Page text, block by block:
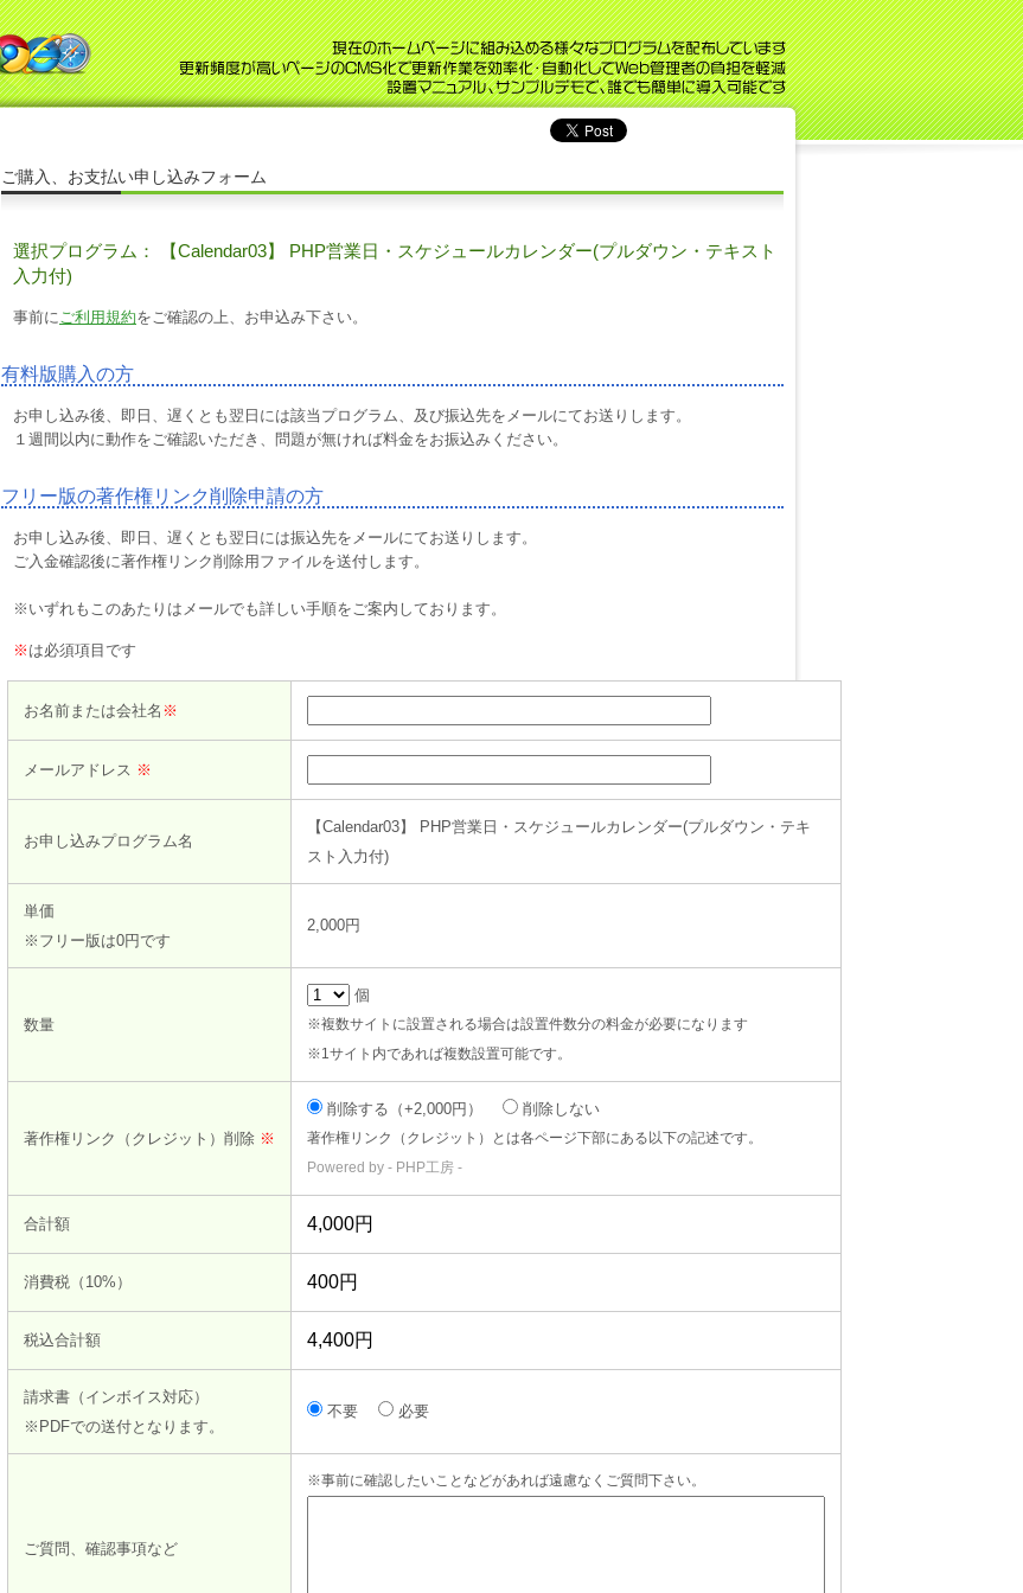
ご購入、お支払い申し込みフォーム
選択プログラム： 【Calendar03】 PHP営業日・スケジュールカレンダー(プルダウン・テキスト
入力付)
事前にご利用規約をご確認の上、お申込み下さい。
有料版購入の方
お申し込み後、即日、遅くとも翌日には該当プログラム、及び振込先をメールにてお送りします。
１週間以内に動作をご確認いただき、問題が無ければ料金をお振込みください。
フリー版の著作権リンク削除申請の方
お申し込み後、即日、遅くとも翌日には振込先をメールにてお送りします。
ご入金確認後に著作権リンク削除用ファイルを送付します。
※いずれもこのあたりはメールでも詳しい手順をご案内しております。
※ は必須項目です
お名前または会社名 ※
メールアドレス ※
お申し込みプログラム名
【Calendar03】 PHP営業日・スケジュールカレンダー(プルダウン・テキ
スト入力付)
単価
※フリー版は0円です
2,000円
数量
個
※複数サイトに設置される場合は設置件数分の料金が必要になります
※1サイト内であれば複数設置可能です。
著作権リンク（クレジット）削除 ※
削除する（+2,000円） 削除しない
著作権リンク（クレジット）とは各ページ下部にある以下の記述です。
Powered by - PHP工房 -
合計額
消費税（10%）
税込合計額
請求書（インボイス対応）
※PDFでの送付となります。
不要 必要
ご質問、確認事項など
※事前に確認したいことなどがあれば遠慮なくご質問下さい。